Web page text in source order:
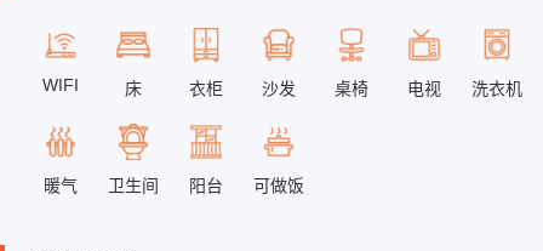
WIFI 床 衣柜 沙发 桌椅 电视 洗衣机
暖气 卫生间 阳台 可做饭